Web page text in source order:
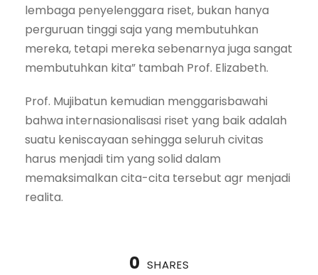
lembaga penyelenggara riset, bukan hanya
perguruan tinggi saja yang membutuhkan
mereka, tetapi mereka sebenarnya juga sangat
membutuhkan kita” tambah Prof. Elizabeth.
Prof. Mujibatun kemudian menggarisbawahi
bahwa internasionalisasi riset yang baik adalah
suatu keniscayaan sehingga seluruh civitas
harus menjadi tim yang solid dalam
memaksimalkan cita-cita tersebut agr menjadi
realita.
0 SHARES